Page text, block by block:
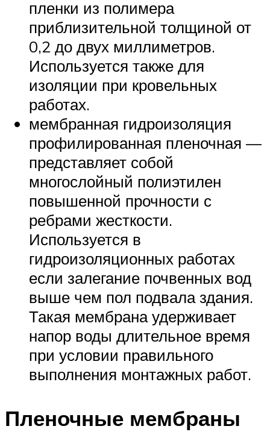
пленки из полимера
приблизительной толщиной от
0,2 до двух миллиметров.
Используется также для
изоляции при кровельных
работах.
мембранная гидроизоляция
профилированная пленочная —
представляет собой
многослойный полиэтилен
повышенной прочности с
ребрами жесткости.
Используется в
гидроизоляционных работах
если залегание почвенных вод
выше чем пол подвала здания.
Такая мембрана удерживает
напор воды длительное время
при условии правильного
выполнения монтажных работ.
Пленочные мембраны